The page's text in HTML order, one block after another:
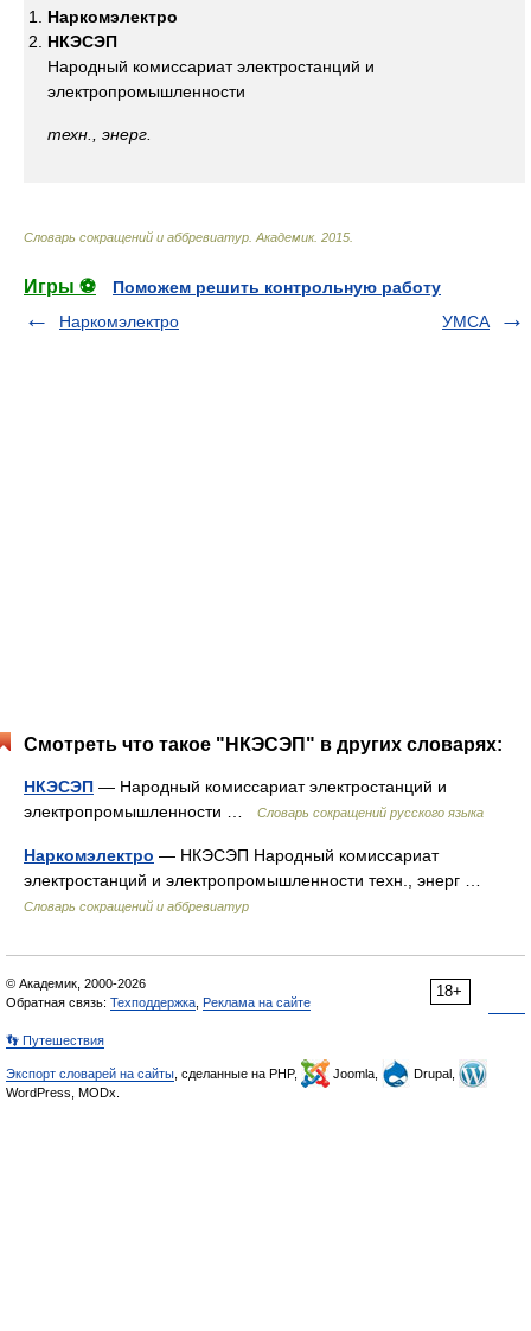
Наркомэлектро
НКЭСЭП
Народный комиссариат электростанций и
электропромышленности
техн., энерг.
Словарь сокращений и аббревиатур Академик. 2015
Игры ⚽
Поможем решить контрольную работу
Наркомэлектро
УМСА
Смотреть что такое "НКЭСЭП" в других словарях:
НКЭСЭП — Народный комиссариат электростанций и
электропромышленности …
Словарь сокращений русского языка
Наркомэлектро — НКЭСЭП Народный комиссариат
электростанций и электропромышленности техн., энерг …
Словарь сокращений и аббревиатур
18+
© Академик, 2000-2026
Обратная связь: Техподдержка Реклама на сайте
👣 Путешествия
Экспорт словарей на сайты , сделанные на PHP, Joomla,
Drupal,
WordPress, MODx.